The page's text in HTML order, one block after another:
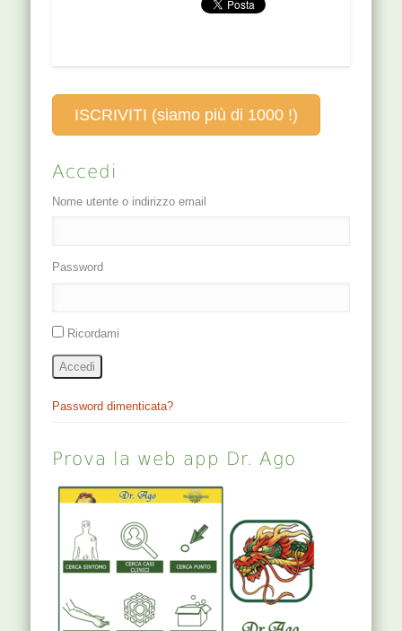
FUNZIONI Porta il
intercostale.
0,5-1 cm di
profondità.
FUNZIONI…
ISCRIVITI (siamo più di 1000 !)
Accedi
Nome utente o indirizzo email
Password
Ricordami
Accedi
Password dimenticata?
Prova la web app Dr. Ago